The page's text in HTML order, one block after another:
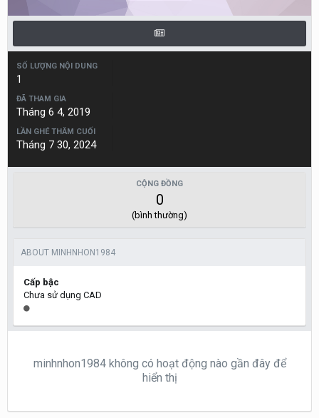
SỐ LƯỢNG NỘI DUNG
1
ĐÃ THAM GIA
Tháng 6 4, 2019
LẦN GHÉ THĂM CUỐI
Tháng 7 30, 2024
CỘNG ĐỒNG
0
(bình thường)
ABOUT MINHNHON1984
Cấp bậc
Chưa sử dụng CAD
minhnhon1984 không có hoạt động nào gần đây để
hiển thị